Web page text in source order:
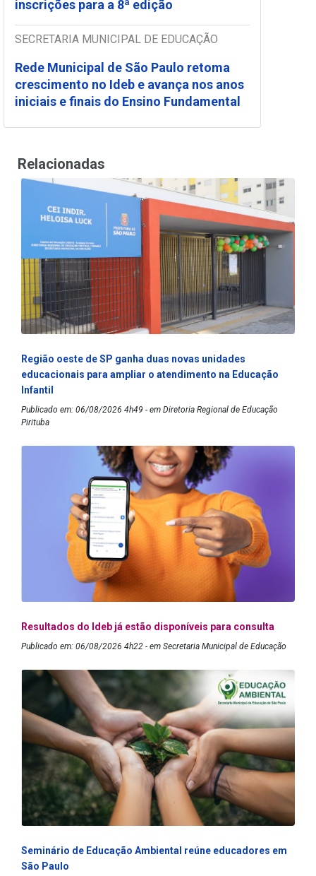
inscrições para a 8ª edição
SECRETARIA MUNICIPAL DE EDUCAÇÃO
Rede Municipal de São Paulo retoma
crescimento no Ideb e avança nos anos
iniciais e finais do Ensino Fundamental
Relacionadas
Região oeste de SP ganha duas novas unidades
educacionais para ampliar o atendimento na Educação
Infantil
Publicado em: 06/08/2026 4h49 - em Diretoria Regional de Educação
Pirituba
Resultados do Ideb já estão disponíveis para consulta
Publicado em: 06/08/2026 4h22 - em Secretaria Municipal de Educação
Seminário de Educação Ambiental reúne educadores em
São Paulo